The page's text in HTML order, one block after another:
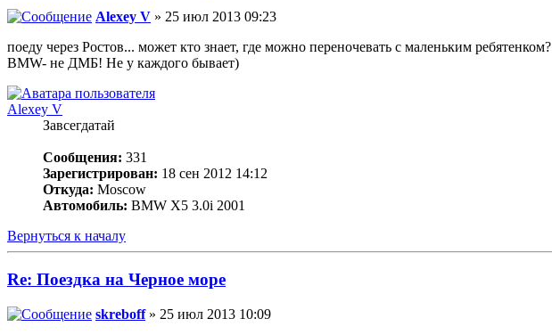
Alexey V » 25 июл 2013 09:23
поеду через Ростов... может кто знает, где можно переночевать с маленьким ребятенком?
BMW- не ДМБ! Не у каждого бывает)
Alexey V
Завсегдатай
Сообщения: 331
Зарегистрирован: 18 сен 2012 14:12
Откуда: Moscow
Автомобиль: BMW X5 3.0i 2001
Вернуться к началу
Re: Поездка на Черное море
skreboff» 25 июл 2013 10:09